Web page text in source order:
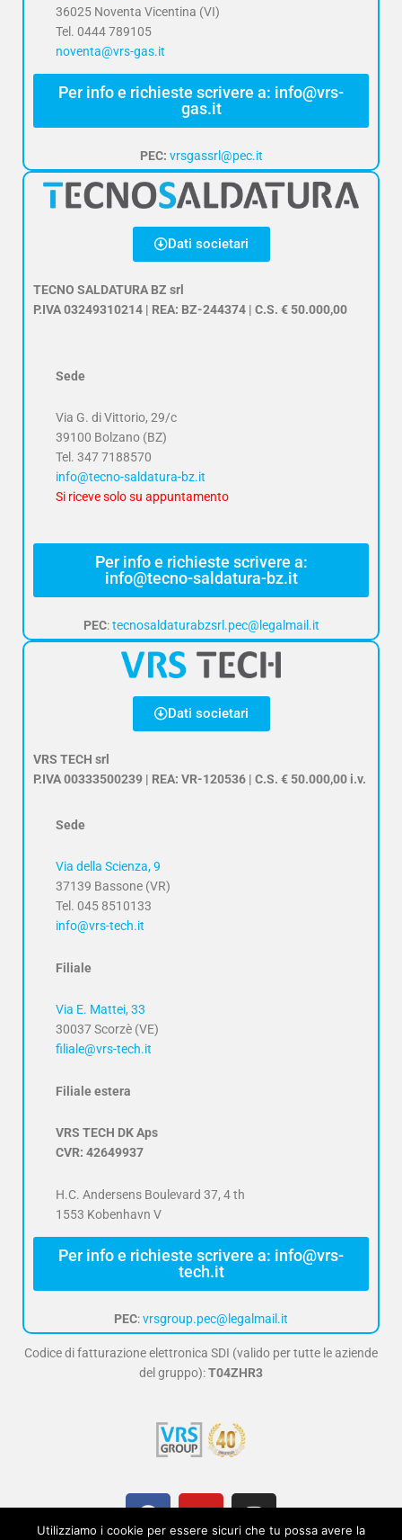
36025 Noventa Vicentina (VI)
Tel. 0444 789105
noventa@vrs-gas.it
Per info e richieste scrivere a: info@vrs-
gas.it
PEC: vrsgassrl@pec.it
Dati societari
TECNO SALDATURA BZ srl
P.IVA 03249310214 | REA: BZ-244374 | C.S. € 50.000,00
Sede
Via G. di Vittorio, 29/c
39100 Bolzano (BZ)
Tel. 347 7188570
info@tecno-saldatura-bz.it
Si riceve solo su appuntamento
Per info e richieste scrivere a:
info@tecno-saldatura-bz.it
PEC:tecnosaldaturabzsrl.pec@legalmail.it
Dati societari
VRS TECH srl
P.IVA 00333500239 | REA: VR-120536 | C.S. € 50.000,00 i.v.
Sede
Via della Scienza, 9
37139 Bassone (VR)
Tel. 045 8510133
info@vrs-tech.it
Filiale
Via E. Mattei, 33
30037 Scorzè (VE)
filiale@vrs-tech.it
Filiale estera
VRS TECH DK Aps
CVR: 42649937
H.C. Andersens Boulevard 37, 4 th
1553 Kobenhavn V
Per info e richieste scrivere a: info@vrs-
tech.it
PEC:vrsgroup.pec@legalmail.it
Codice di fatturazione elettronica SDI (valido per tutte le aziende
del gruppo):T04ZHR3
F
a
Y
o
I
n
Utilizziamo i cookie per essere sicuri che tu possa avere la